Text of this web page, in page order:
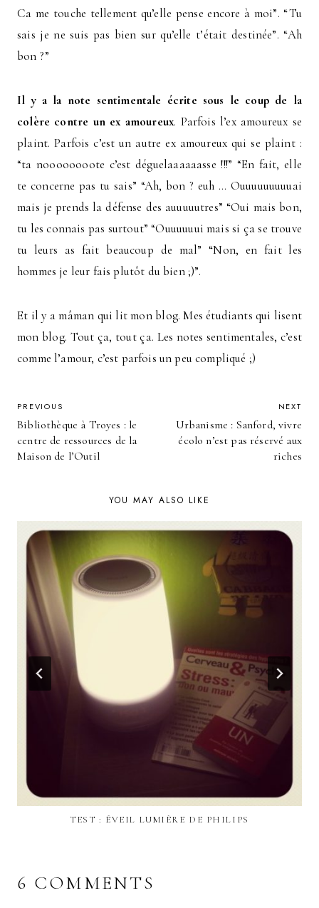
Ca me touche tellement qu’elle pense encore à moi”. “Tu
sais je ne suis pas bien sur qu’elle t’était destinée”. “Ah
bon ?”
Il y a la note sentimentale écrite sous le coup de la
colère contre un ex amoureux. Parfois l’ex amoureux se
plaint. Parfois c’est un autre ex amoureux qui se plaint :
“ta noooooooote c’est déguelaaaaaasse !!!” “En fait, elle
te concerne pas tu sais” “Ah, bon ? euh … Ouuuuuuuuuai
mais je prends la défense des auuuuutres” “Oui mais bon,
tu les connais pas surtout” “Ouuuuuui mais si ça se trouve
tu leurs as fait beaucoup de mal” “Non, en fait les
hommes je leur fais plutôt du bien ;)”.
Et il y a mâman qui lit mon blog. Mes étudiants qui lisent
mon blog. Tout ça, tout ça. Les notes sentimentales, c’est
comme l’amour, c’est parfois un peu compliqué ;)
POST
NAVIGATION
PREVIOUS
Bibliothèque à Troyes : le
centre de ressources de la
Maison de l’Outil
NEXT
Urbanisme : Sanford, vivre
écolo n’est pas réservé aux
riches
YOU MAY ALSO LIKE
TEST : ÉVEIL LUMIÈRE DE PHILIPS
6 COMMENTS